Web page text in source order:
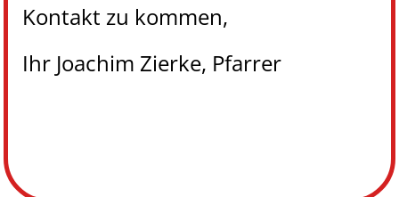
Kontakt zu kommen,
Ihr Joachim Zierke, Pfarrer